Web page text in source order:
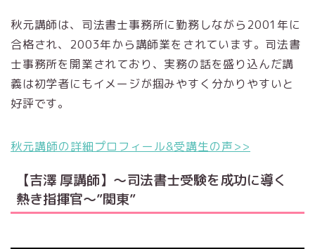
秋元講師は、司法書士事務所に勤務しながら2001年に
合格され、2003年から講師業をされています。司法書
士事務所を開業されており、実務の話を盛り込んだ講
義は初学者にもイメージが掴みやすく分かりやすいと
好評です。
秋元講師の詳細プロフィール&受講生の声>>
【吉澤 厚講師】～司法書士受験を成功に導く
熱き指揮官～”関東”